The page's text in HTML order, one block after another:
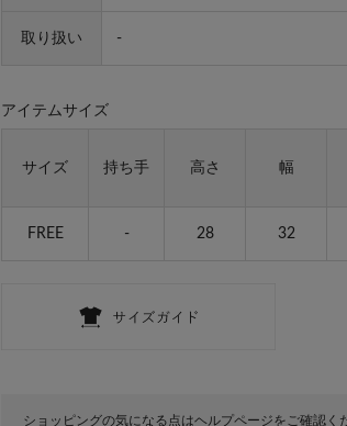
取り扱い -
アイテムサイズ
サイズ 持ち手 高さ 幅
FREE - 28 32
ショッピングの気になる点はヘルプページをご確認く